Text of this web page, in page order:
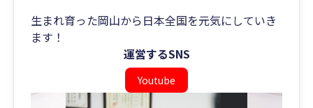
生まれ育った岡山から日本全国を元気にしていき
ます！
運営するSNS
Youtube